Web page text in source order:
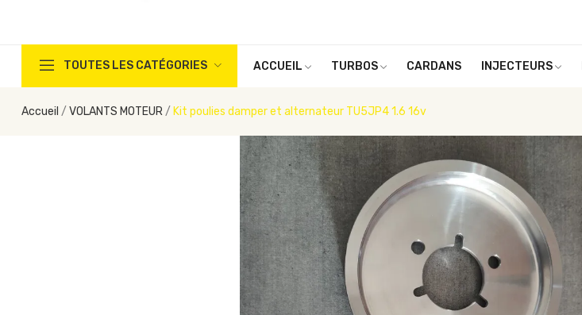
TOUTES LES CATÉGORIES ACCUEIL TURBOS CARDANS INJECTEURS
Accueil VOLANTS MOTEUR Kit poulies damper et alternateur TU5JP4 1.6 16v